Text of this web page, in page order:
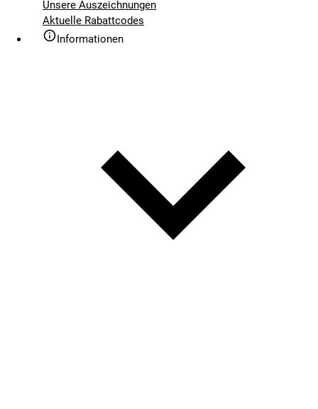
Unsere Auszeichnungen
Aktuelle Rabattcodes
Informationen